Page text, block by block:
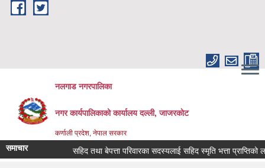
Skip to main content
नलगाड नगरपालिका
नगर कार्यपालिकाको कार्यालय दल्ली, जाजरकाेट
कर्णाली प्रदेश, नेपाल सरकार
समाचार सहिद तथा बेपत्ता परिवारका सदस्यलाई सहिद स्मृति भत्ता प्राप्तिको